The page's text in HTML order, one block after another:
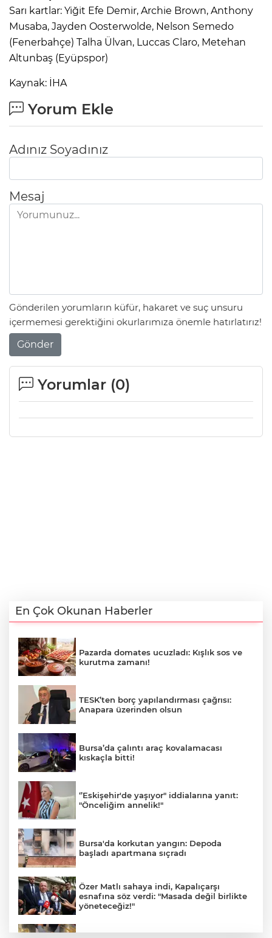
Sarı kartlar: Yiğit Efe Demir, Archie Brown, Anthony
Musaba, Jayden Oosterwolde, Nelson Semedo
(Fenerbahçe) Talha Ülvan, Luccas Claro, Metehan
Altunbaş (Eyüpspor)
Kaynak: İHA
Yorum Ekle
Adınız Soyadınız
Mesaj
Gönderilen yorumların küfür, hakaret ve suç unsuru
içermemesi gerektiğini okurlarımıza önemle hatırlatırız!
Gönder
Yorumlar (0)
En Çok Okunan Haberler
Pazarda domates ucuzladı: Kışlık sos ve
kurutma zamanı!
TESK’ten borç yapılandırması çağrısı:
Anapara üzerinden olsun
Bursa’da çalıntı araç kovalamacası
kıskaçla bitti!
‘’Eskişehir'de yaşıyor" iddialarına yanıt:
"Önceliğim annelik!"
Bursa'da korkutan yangın: Depoda
başladı apartmana sıçradı
Özer Matlı sahaya indi, Kapalıçarşı
esnafına söz verdi: "Masada değil birlikte
yöneteceğiz!"